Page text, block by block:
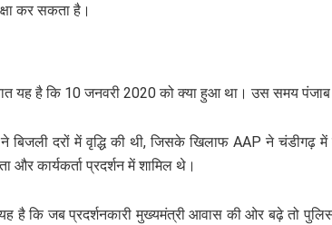
कर सकता है।
यह है कि 10 जनवरी 2020 को क्या हुआ था। उस समय
बिजली दरों में वृद्धि की थी, जिसके खिलाफ AAP ने
और कार्यकर्ता प्रदर्शन में शामिल थे।
है कि जब प्रदर्शनकारी मुख्यमंत्री आवास की ओर बढ़े तो